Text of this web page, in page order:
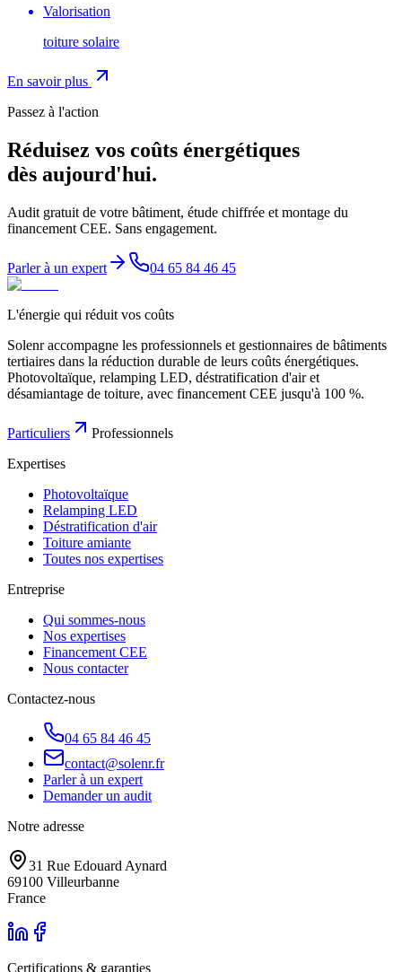
Valorisation
toiture solaire
En savoir plus
Passez à l'action
Réduisez vos coûts énergétiques
dès aujourd'hui.
Audit gratuit de votre bâtiment, étude chiffrée et montage du
financement CEE. Sans engagement.
Parler à un expert 04 65 84 46 45
L'énergie qui réduit vos coûts
Solenr accompagne les professionnels et gestionnaires de bâtiments
tertiaires dans la réduction durable de leurs coûts énergétiques.
Photovoltaïque, relamping LED, déstratification d'air et
désamiantage de toiture, avec financement CEE jusqu'à 100 %.
Particuliers
Professionnels
Expertises
Photovoltaïque
Relamping LED
Déstratification d'air
Toiture amiante
Toutes nos expertises
Entreprise
Qui sommes-nous
Nos expertises
Financement CEE
Nous contacter
Contactez-nous
04 65 84 46 45
contact@solenr.fr
Parler à un expert
Demander un audit
Notre adresse
31 Rue Edouard Aynard
69100 Villeurbanne
France
Certifications & garanties